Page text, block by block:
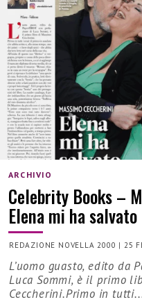
ARCHIVIO
Celebrity Books –
Elena mi ha salvato
REDAZIONE NOVELLA 2000 | 25
L’uomo guasto, edito da
Luca Sommi, è il primo
Ceccherini.Primo in